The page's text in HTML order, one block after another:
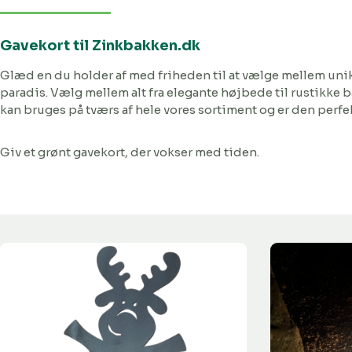
Gavekort til Zinkbakken.dk
Glæd en du holder af med friheden til at vælge mellem
paradis. Vælg mellem alt fra elegante højbede til rustikke
kan bruges på tværs af hele vores sortiment og er den
Giv et grønt gavekort, der vokser med tiden.